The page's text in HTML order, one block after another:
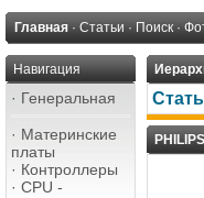
Главная · Статьи · Поиск ·
Навигация
· Генеральная
· Материнские
платы
· Контроллеры
· CPU -